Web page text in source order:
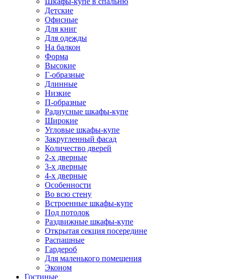
Детские
Офисные
Для книг
Для одежды
На балкон
Форма
Высокие
Г-образные
Длинные
Низкие
П-образные
Радиусные шкафы-купе
Широкие
Угловые шкафы-купе
Закругленный фасад
Количество дверей
2-х дверные
3-х дверные
4-х дверные
Особенности
Во всю стену
Встроенные шкафы-купе
Под потолок
Раздвижные шкафы-купе
Открытая секция посередине
Распашные
Гардероб
Для маленького помещения
Эконом
Гостиные